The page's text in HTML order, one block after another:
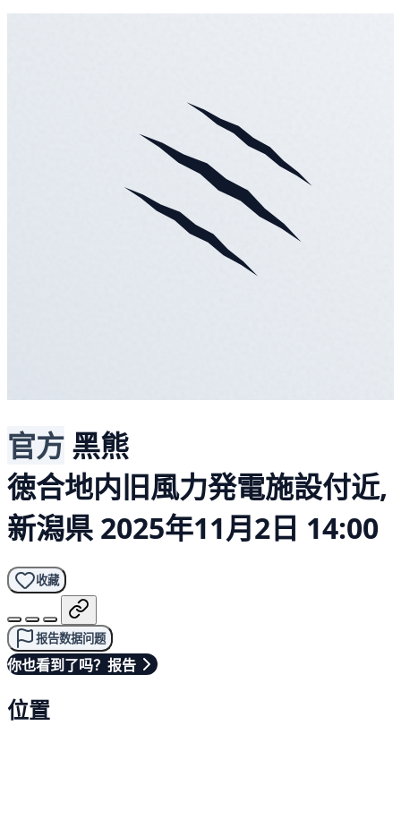
官方 黑熊
徳合地内旧風力発電施設付近,
新潟県 2025年11月2日 14:00
收藏
报告数据问题
你也看到了吗？报告
位置